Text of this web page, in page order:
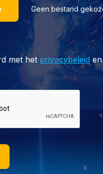
Geen bestand
met het privacybeleid